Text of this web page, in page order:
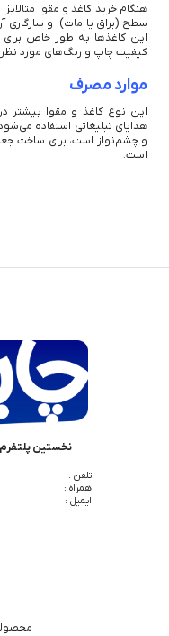
هنگام خرید کاغذ و مقوا
سطح (براق یا مات)، و سازگاری
این کاغذ‌ها به طور خاص برای
کیفیت چاپ و رنگ‌های مورد
موارد مصرف
این نوع کاغذ و مقوا بیشتر
هدایای تبلیغاتی استفاده
و چشم‌نواز است، برای ساخت
است.
نخستین
تلفن :
همراه :
ایمیل :